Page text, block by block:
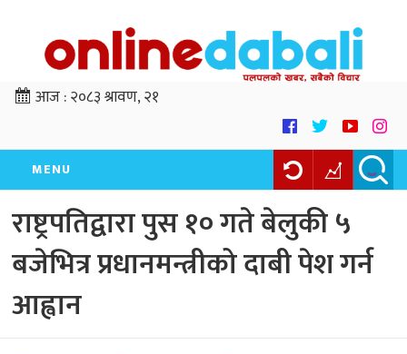
आज :२०८३ श्रावण, २१
MENU
राष्ट्रपतिद्वारा पुस १० गते बेलुकी ५
बजेभित्र प्रधानमन्त्रीको दाबी पेश गर्न
आह्वान